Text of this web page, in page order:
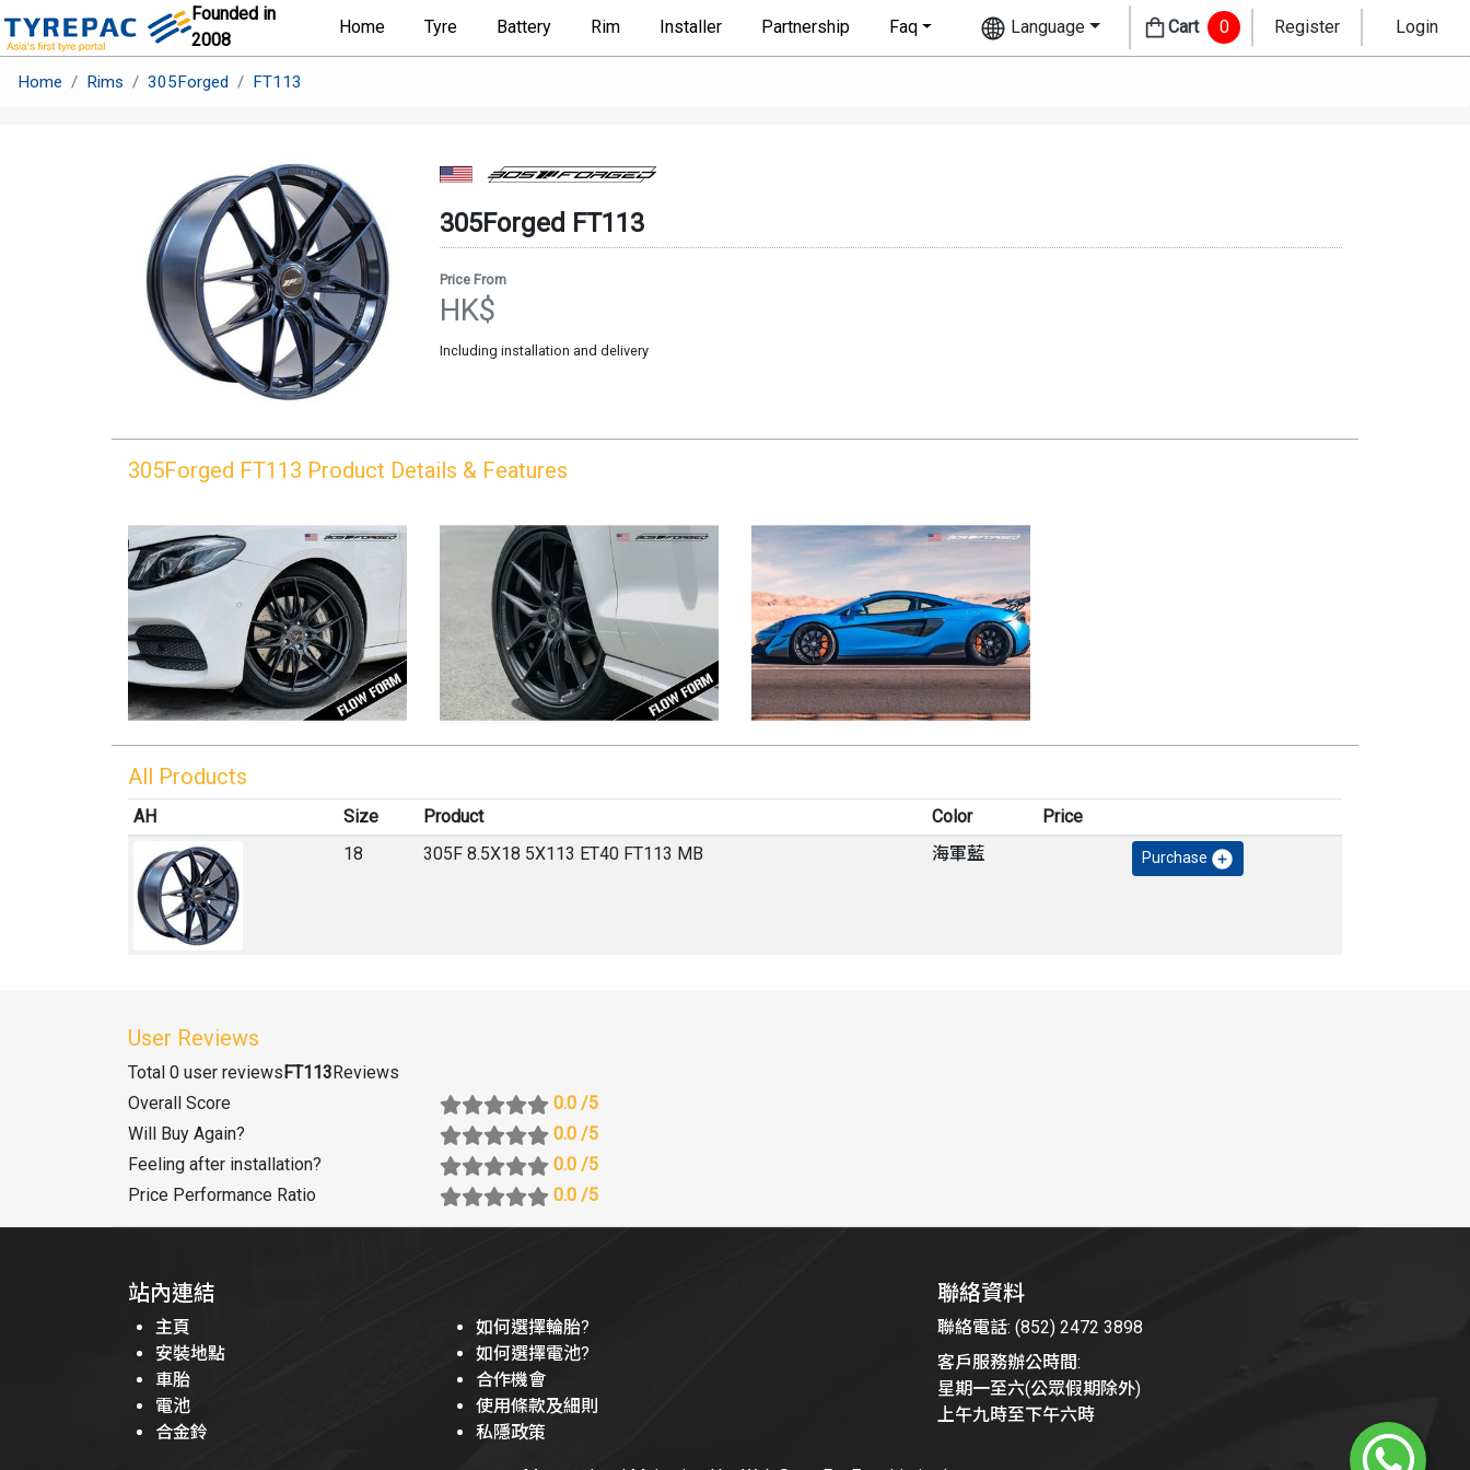
Founded in
2008
Home Tyre Battery Rim Installer Partnership Faq Language Cart 0 Register Login
Home Rims 305Forged FT113
305Forged FT113
Price From
HK$
Including installation and delivery
305Forged FT113 Product Details & Features
All Products
AH Size Product Color
Price
18
305F 8.5X18 5X113 ET40 FT113 MB 海軍藍 Purchase
User Reviews
Total 0 user reviewsFT113Reviews
Overall Score
0.0 /5
Will Buy Again? 0.0 /5
Feeling after installation? 0.0 /5
Price Performance Ratio
0.0 /5
站內連結
主頁
安裝地點
車胎
電池
合金鈴
如何選擇輪胎?
如何選擇電池?
合作機會
使用條款及細則
私隱政策
聯絡資料
聯絡電話: (852) 2472 3898
客戶服務辦公時間:
星期一至六(公眾假期除外)
上午九時至下午六時